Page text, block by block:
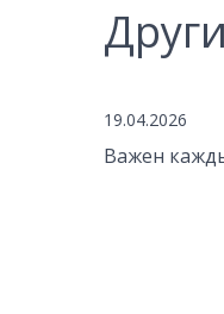
19.04.2026
Важен